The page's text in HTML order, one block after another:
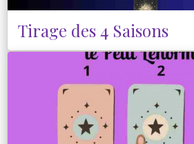
Tirage des 4 Saisons